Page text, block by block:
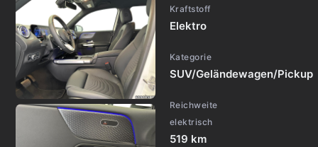
Kraftstoff
Elektro
Kategorie
SUV/Geländewagen/Pickup
Reichweite
elektrisch
519 km